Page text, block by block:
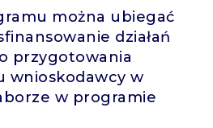
można ubiegać
działań
przygotowania
wnioskodawcy w
w programie